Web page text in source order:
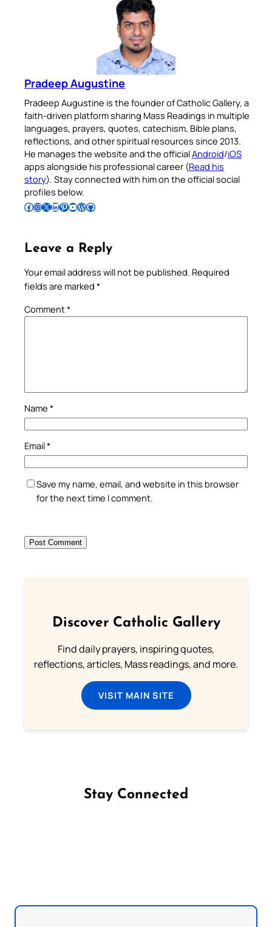
Pradeep Augustine
Pradeep Augustine is the founder of Catholic Gallery, a
faith-driven platform sharing Mass Readings in multiple
languages, prayers, quotes, catechism, Bible plans,
reflections, and other spiritual resources since 2013.
He manages the website and the officialAndroid/iOS
apps alongside his professional career (Read his
story). Stay connected with him on the official social
profiles below.
Follow Pradeep on Facebook Follow Pradeep on InstagramFollow Pradeep on X Follow Pradeep on LinkedIn Follow Pradeep on Pinterest Subscribe to Pradeep’s Youtube Channel Follow Pradeep on WordPress Follow Pradeep on GitHub
Leave a Reply
Your email address will not be published. Required
fields are marked *
Comment*
Name *
Email*
Save my name, email, and website in this browser
for the next time I comment.
Discover Catholic Gallery
Find daily prayers, inspiring quotes,
reflections, articles, Mass readings, and more.
VISIT MAIN SITE
Stay Connected